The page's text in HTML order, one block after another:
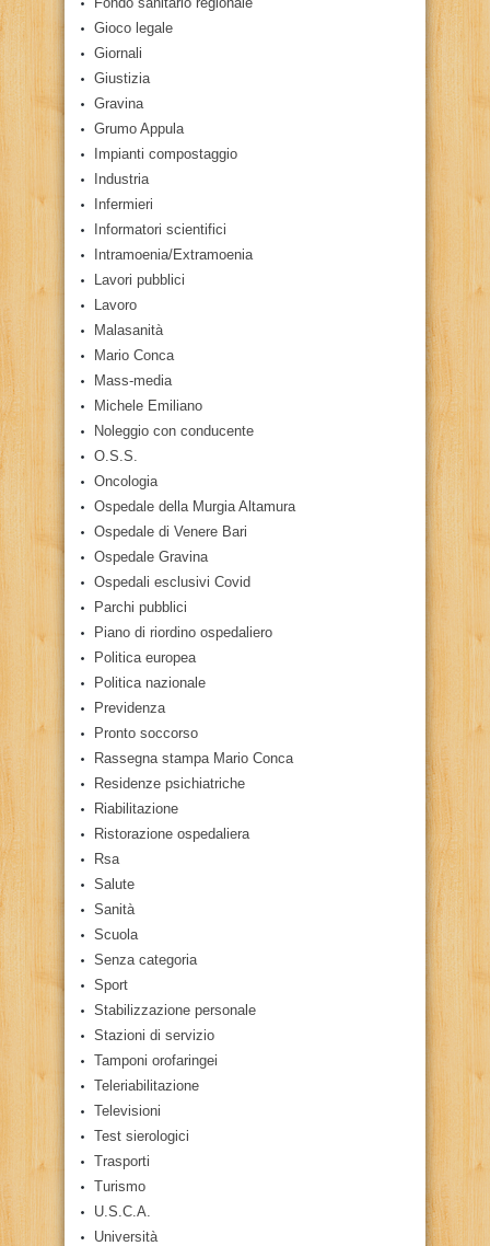
Gioco legale
Giornali
Giustizia
Gravina
Grumo Appula
Impianti compostaggio
Industria
Infermieri
Informatori scientifici
Intramoenia/Extramoenia
Lavori pubblici
Lavoro
Malasanità
Mario Conca
Mass-media
Michele Emiliano
Noleggio con conducente
O.S.S.
Oncologia
Ospedale della Murgia Altamura
Ospedale di Venere Bari
Ospedale Gravina
Ospedali esclusivi Covid
Parchi pubblici
Piano di riordino ospedaliero
Politica europea
Politica nazionale
Previdenza
Pronto soccorso
Rassegna stampa Mario Conca
Residenze psichiatriche
Riabilitazione
Ristorazione ospedaliera
Rsa
Salute
Sanità
Scuola
Senza categoria
Sport
Stabilizzazione personale
Stazioni di servizio
Tamponi orofaringei
Teleriabilitazione
Televisioni
Test sierologici
Trasporti
Turismo
U.S.C.A.
Università